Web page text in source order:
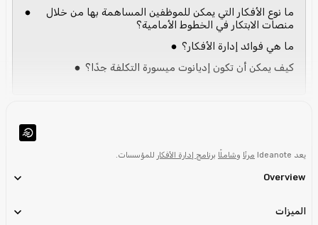
ما نوع الأفكار التي يمكن للموظفين المساهمة بها من خلال
منصات الابتكار في الخطوط الأمامية؟
ما هي فوائد إدارة الأفكار؟
كيف يمكن أن تكون ‎إديانوت‎ ميسورة التكلفة جدًا؟
يعد Ideanote مرنًا وشاملًا برنامج إدارة الأفكار للمؤسسات.
Overview
الميزات